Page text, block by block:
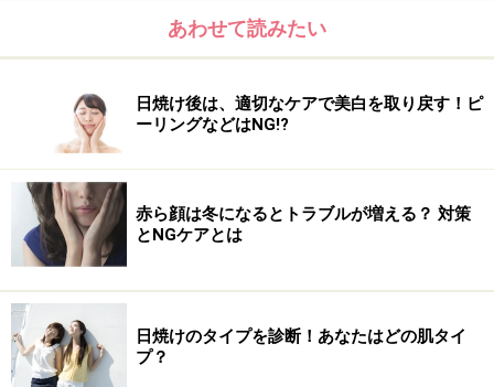
不調を引き起こす場合があります。実践の際には、必ず自身の体
質及び健康状態を十分に考慮し、正しい方法で行ってください。
また、全ての方への有効性を保証するものではありません。
あわせて読みたい
日焼け後は、適切なケアで美白を取り戻す！ピ
ーリングなどはNG!?
赤ら顔は冬になるとトラブルが増える？ 対策
とNGケアとは
日焼けのタイプを診断！あなたはどの肌タイ
プ？